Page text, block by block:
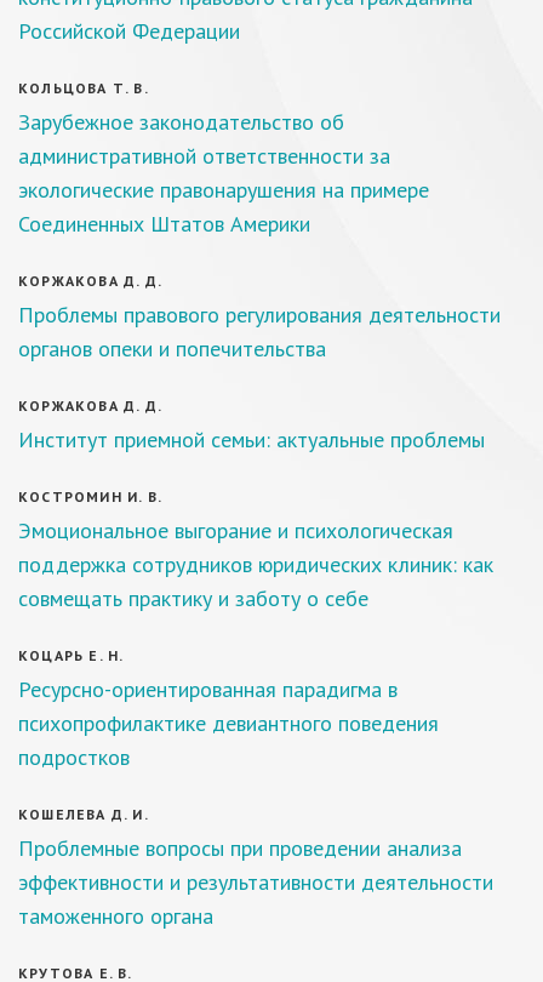
Российской Федерации
КОЛЬЦОВА Т. В.
Зарубежное законодательство об
административной ответственности за
экологические правонарушения на примере
Соединенных Штатов Америки
КОРЖАКОВА Д. Д.
Проблемы правового регулирования деятельности
органов опеки и попечительства
КОРЖАКОВА Д. Д.
Институт приемной семьи: актуальные проблемы
КОСТРОМИН И. В.
Эмоциональное выгорание и психологическая
поддержка сотрудников юридических клиник: как
совмещать практику и заботу о себе
КОЦАРЬ Е. Н.
Ресурсно-ориентированная парадигма в
психопрофилактике девиантного поведения
подростков
КОШЕЛЕВА Д. И.
Проблемные вопросы при проведении анализа
эффективности и результативности деятельности
таможенного органа
КРУТОВА Е. В.